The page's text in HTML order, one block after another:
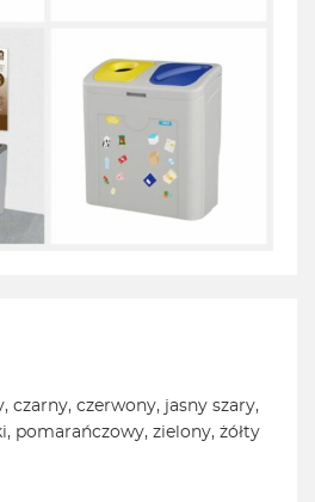
czarny, czerwony, jasny szary,
pomarańczowy, zielony, żółty